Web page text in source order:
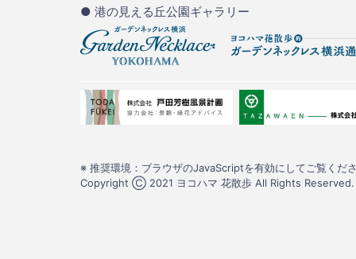
● 港の見える丘公園ギャラリー
※ 推奨環境：ブラウザのJavaScriptを有効にしてご覧く
Copyright Ⓒ 2021 ヨコハマ 花散歩 All Rights Reserved.